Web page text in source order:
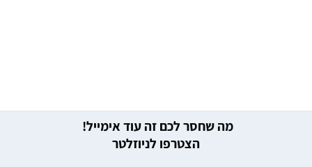
מה שחסר לכם זה עוד אימייל!
הצטרפו לניוזלטר